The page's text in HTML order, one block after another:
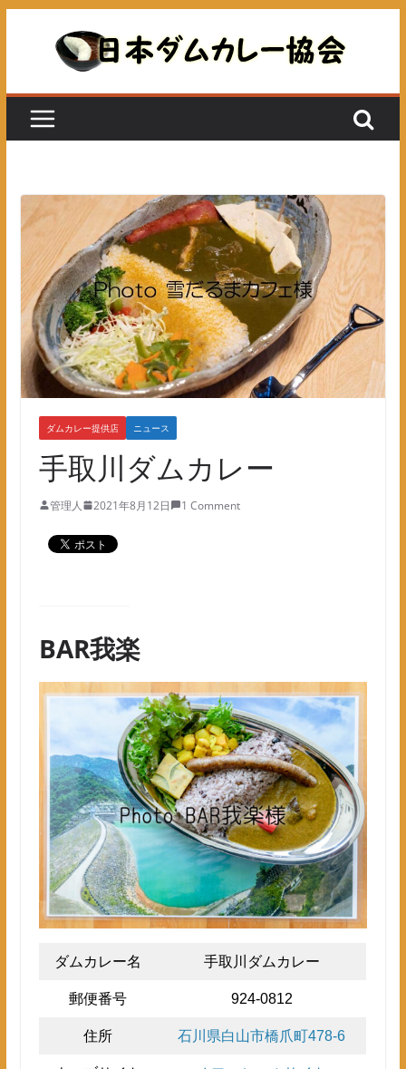
ン
ダムカレー提供店 ニュース
手取川ダムカレー
管理人 2021年8月12日 1 Comment
BAR我楽
ダムカレー名 手取川ダムカレー
郵便番号 924-0812
住所 石川県白山市橋爪町478-6